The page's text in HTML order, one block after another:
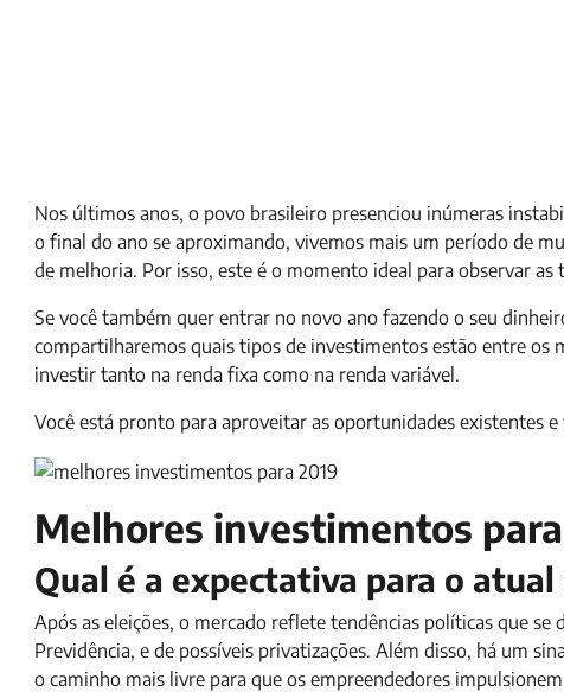
Nos últimos anos, o povo brasileiro presenciou inúmeras
o final do ano se aproximando, vivemos mais um período de
de melhoria. Por isso, este é o momento ideal para observar
Se você também quer entrar no novo ano fazendo o seu
compartilharemos quais tipos de investimentos estão entre os
investir tanto na renda fixa como na renda variável.
Você está pronto para aproveitar as oportunidades existentes
Melhores investimentos
Qual é a expectativa para o
Após as eleições, o mercado reflete tendências políticas que
Previdência, e de possíveis privatizações. Além disso, há um
o caminho mais livre para que os empreendedores